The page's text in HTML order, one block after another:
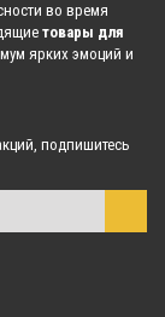
во время
товары для
ярких эмоций и
подпишитесь